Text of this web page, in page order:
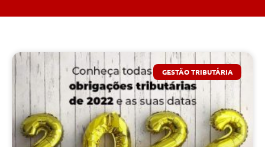
GESTÃO TRIBUTÁRIA